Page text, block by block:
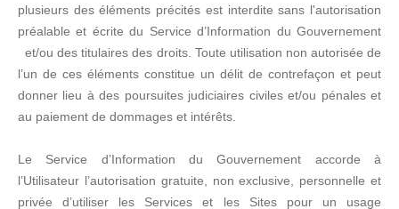
plusieurs des éléments précités est interdite sans l'autorisation
préalable et écrite du Service d’Information du Gouvernement
et/ou des titulaires des droits. Toute utilisation non autorisée de
l’un de ces éléments constitue un délit de contrefaçon et peut
donner lieu à des poursuites judiciaires civiles et/ou pénales et
au paiement de dommages et intérêts.
Le Service d’Information du Gouvernement accorde à
l’Utilisateur l’autorisation gratuite, non exclusive, personnelle et
privée d’utiliser les Services et les Sites pour un usage